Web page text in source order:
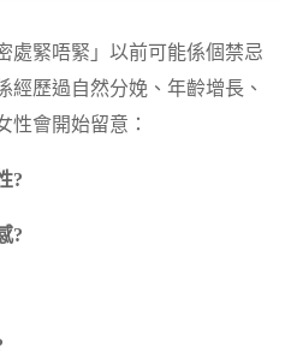
處緊唔緊」以前可能係個禁忌
經歷過自然分娩、年齡增長、
性會開始留意：
?
?